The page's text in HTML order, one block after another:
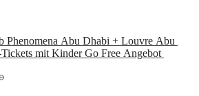
Phenomena Abu Dhabi + Louvre Abu